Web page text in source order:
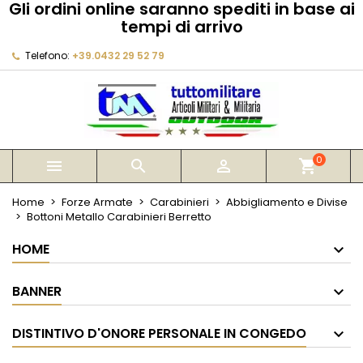
Gli ordini online saranno spediti in base ai
tempi di arrivo
Telefono: +39.0432 29 52 79
   shopping_cart0
Home Forze Armate Carabinieri
Abbigliamento e Divise
Bottoni Metallo Carabinieri Berretto
HOME
BANNER
DISTINTIVO D'ONORE PERSONALE IN CONGEDO
My wishlists
add_circle_outline Create new list
Crea lista dei desideri
Annulla Crea lista dei desideri
Devi avere effettuato l'accesso per salvare dei
prodotti nella tua lista dei desideri.
Annulla